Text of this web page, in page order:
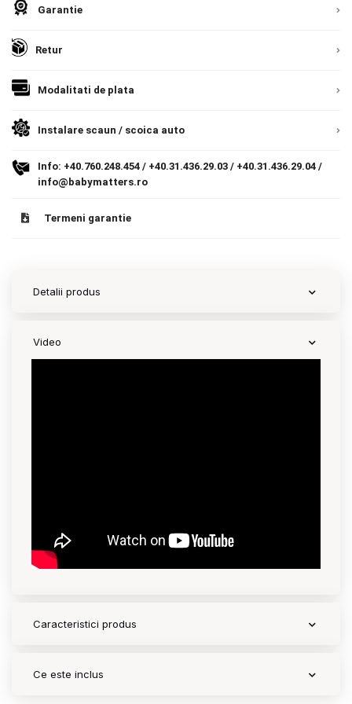
Copyright 2026 BabyMatters
Garantie
Retur
Modalitati de plata
Instalare scaun / scoica auto
Info: +40.760.248.454 / +40.31.436.29.03 / +40.31.436.29.04 /
info@babymatters.ro
Termeni garantie
Detalii produs
Video
Caracteristici produs
Ce este inclus
Romania, direct la client.